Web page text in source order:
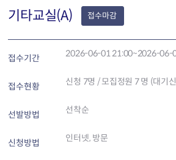
기타교실(A) 접수마감
접수기간 2026-06-01 21:00~2026-06-
접수현황 신청 7명 / 모집정원 7 명 (대기
선발방법 선착순
신청방법 인터넷, 방문